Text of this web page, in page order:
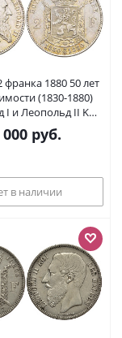
франка 1880 50 лет
(1830-1880)
серебро 00-00
руб.
в наличии